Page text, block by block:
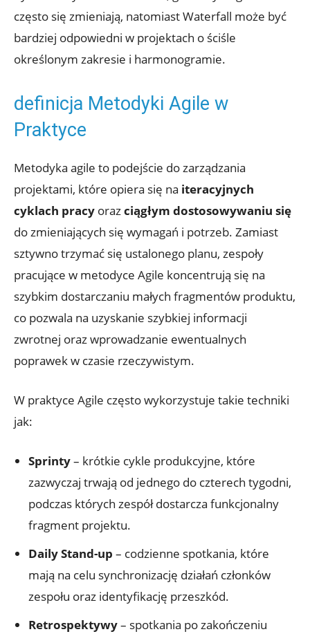
często się zmieniają, natomiast Waterfall może być
bardziej odpowiedni w projektach o ściśle
określonym zakresie i harmonogramie.
definicja Metodyki Agile w
Praktyce
Metodyka agile to podejście do zarządzania
projektami, które opiera się na iteracyjnych
cyklach pracy orazciągłym dostosowywaniu się
do zmieniających się wymagań i potrzeb. Zamiast
sztywno trzymać się ustalonego planu, zespoły
pracujące w metodyce Agile koncentrują się na
szybkim dostarczaniu małych fragmentów produktu,
co pozwala na uzyskanie szybkiej informacji
zwrotnej oraz wprowadzanie ewentualnych
poprawek w czasie rzeczywistym.
W praktyce Agile często wykorzystuje takie techniki
jak:
Sprinty– krótkie cykle produkcyjne, które
zazwyczaj trwają od jednego do czterech tygodni,
podczas których zespół dostarcza funkcjonalny
fragment projektu.
Daily Stand-up – codzienne spotkania, które
mają na celu synchronizację działań członków
zespołu oraz identyfikację przeszkód.
Retrospektywy– spotkania po zakończeniu